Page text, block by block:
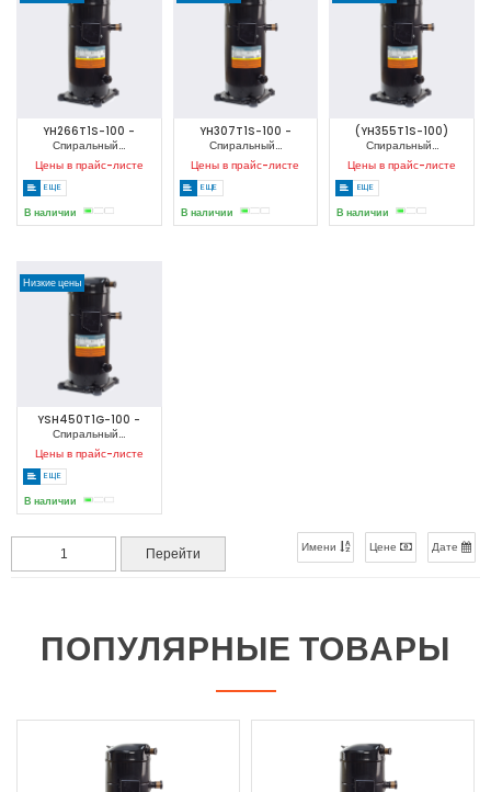
YH266T1S-100 -
Спиральный...
Цены в прайс-листе
ЕЩЕ
В наличии
YH307T1S-100 -
Спиральный...
Цены в прайс-листе
ЕЩЕ
В наличии
(YH355T1S-100)
Спиральный...
Цены в прайс-листе
ЕЩЕ
В наличии
Низкие цены
YSH450T1G-100 -
Спиральный...
Цены в прайс-листе
ЕЩЕ
В наличии
Имени Цене Дате
ПОПУЛЯРНЫЕ ТОВАРЫ